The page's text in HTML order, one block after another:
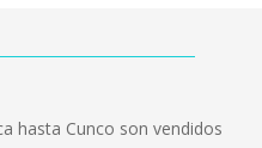
hasta Cunco son vendidos